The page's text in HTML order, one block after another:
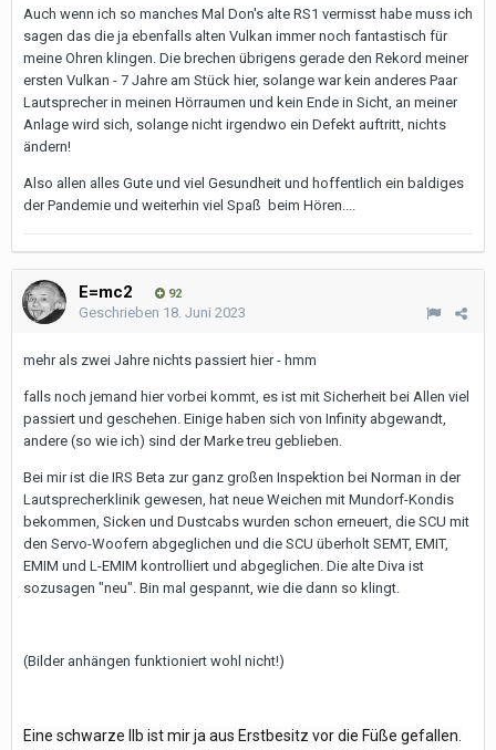
Auch wenn ich so manches Mal Don's alte RS1 vermisst habe muss ich
sagen das die ja ebenfalls alten Vulkan immer noch fantastisch für
meine Ohren klingen. Die brechen übrigens gerade den Rekord meiner
ersten Vulkan - 7 Jahre am Stück hier, solange war kein anderes Paar
Lautsprecher in meinen Hörraumen und kein Ende in Sicht, an meiner
Anlage wird sich, solange nicht irgendwo ein Defekt auftritt, nichts
ändern!
Also allen alles Gute und viel Gesundheit und hoffentlich ein baldiges
der Pandemie und weiterhin viel Spaß beim Hören....
E=mc2 92
Geschrieben 18. Juni 2023
mehr als zwei Jahre nichts passiert hier - hmm
falls noch jemand hier vorbei kommt, es ist mit Sicherheit bei Allen viel
passiert und geschehen. Einige haben sich von Infinity abgewandt,
andere (so wie ich) sind der Marke treu geblieben.
Bei mir ist die IRS Beta zur ganz großen Inspektion bei Norman in der
Lautsprecherklinik gewesen, hat neue Weichen mit Mundorf-Kondis
bekommen, Sicken und Dustcabs wurden schon erneuert, die SCU mit
den Servo-Woofern abgeglichen und die SCU überholt SEMT, EMIT,
EMIM und L-EMIM kontrolliert und abgeglichen. Die alte Diva ist
sozusagen "neu". Bin mal gespannt, wie die dann so klingt.
(Bilder anhängen funktioniert wohl nicht!)
Eine schwarze IIb ist mir ja aus Erstbesitz vor die Füße gefallen.